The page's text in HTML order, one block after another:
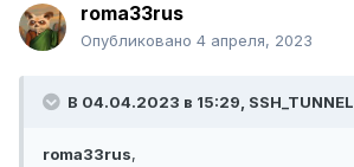
roma33rus
Опубликовано 4 апреля, 2023
В 04.04.2023 в 15:29, SSH_TUNNEL
roma33rus,